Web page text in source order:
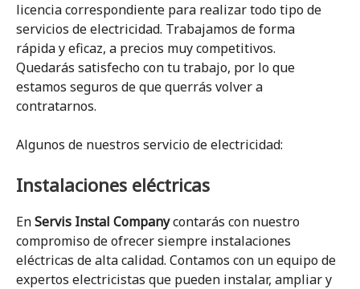
licencia correspondiente para realizar todo tipo de
servicios de electricidad. Trabajamos de forma
rápida y eficaz, a precios muy competitivos.
Quedarás satisfecho con tu trabajo, por lo que
estamos seguros de que querrás volver a
contratarnos.
Algunos de nuestros servicio de electricidad:
Instalaciones eléctricas
EnServis Instal Companycontarás con nuestro
compromiso de ofrecer siempre instalaciones
eléctricas de alta calidad. Contamos con un equipo de
expertos electricistas que pueden instalar, ampliar y